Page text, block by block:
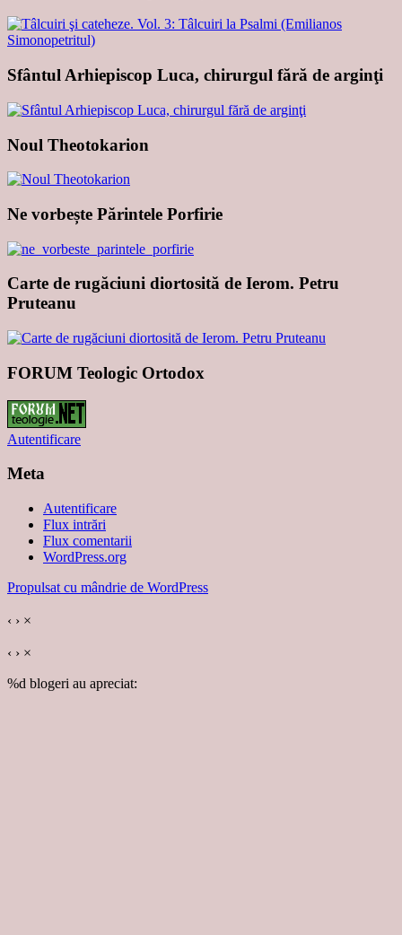
Sfântul Arhiepiscop Luca, chirurgul fără de arginţi
Noul Theotokarion
Ne vorbește Părintele Porfirie
Carte de rugăciuni diortosită de Ierom. Petru
Pruteanu
FORUM Teologic Ortodox
Autentificare
Meta
Autentificare
Flux intrări
Flux comentarii
WordPress.org
Propulsat cu mândrie de WordPress
‹ › ×
‹ › ×
%d blogeri au apreciat: